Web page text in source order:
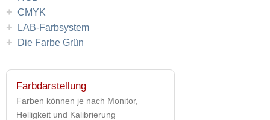
+ CMYK
+ LAB-Farbsystem
+ Die Farbe Grün
Farbdarstellung
Farben können je nach Monitor,
Helligkeit und Kalibrierung